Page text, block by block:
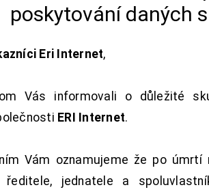
poskytování daných
Eri Internet,
Vás informovali o důležité
ERI Internet.
Vám oznamujeme že po úmrtí
ředitele, jednatele a